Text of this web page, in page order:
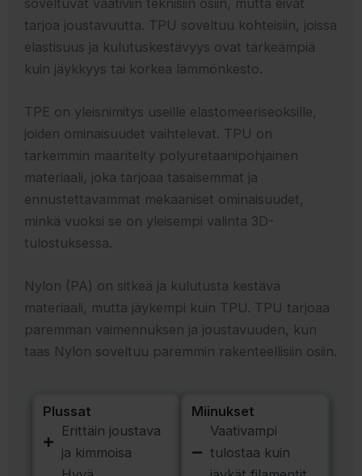
tarjoa joustavuutta. TPU soveltuu kohteisiin, joissa
elastisuus ja kulutuskestävyys ovat tärkeämpiä
kuin jäykkyys tai korkea lämmönkesto.
TPE on yleisnimitys useille elastomeeriseoksille,
joiden ominaisuudet vaihtelevat. TPU on
tarkemmin määritelty polyuretaanipohjainen
materiaali, joka tarjoaa tasaisemmat ja
ennustettavammat mekaaniset ominaisuudet,
minkä vuoksi se on yleisempi valinta 3D-
tulostuksessa.
Nylon (PA) on sitkeä ja kulutusta kestävä
materiaali, mutta jäykempi kuin TPU. TPU tarjoaa
paremman vaimennuksen ja joustavuuden, kun
taas Nylon soveltuu paremmin rakenteellisiin osiin.
Plussat
Erittäin joustava
ja kimmoisa
Miinukset
Vaativampi
tulostaa kuin